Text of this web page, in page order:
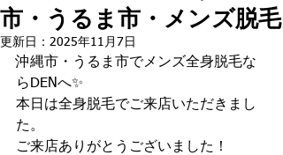
市・うるま市・メンズ脱毛
更新日： 2025年11月7日
沖縄市・うるま市でメンズ全身脱毛な
らDENへ✨
本日は全身脱毛でご来店いただきまし
た。
ご来店ありがとうございました！